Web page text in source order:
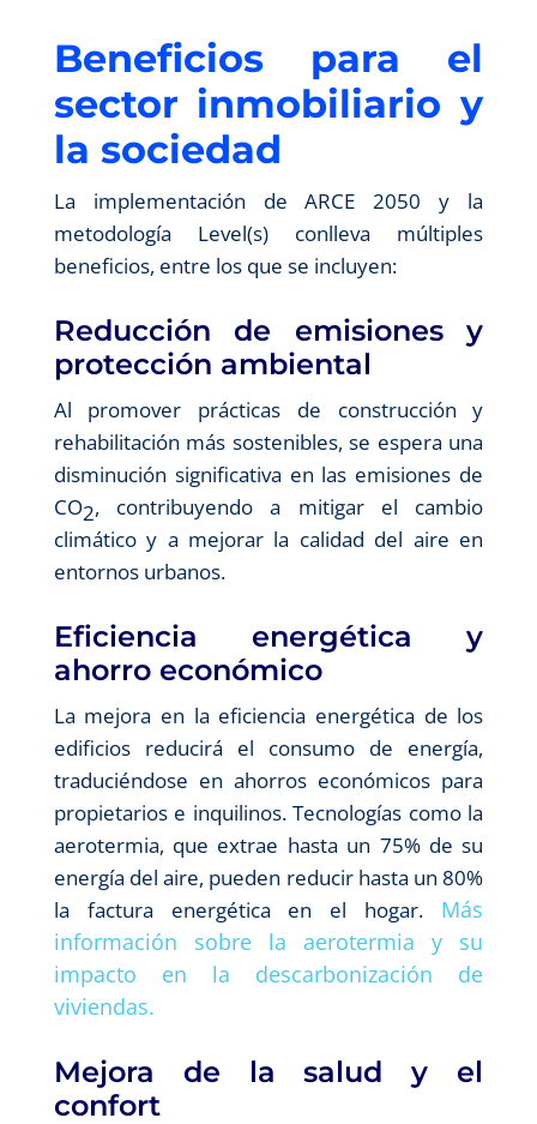
Beneficios para el
sector inmobiliario y
la sociedad
La implementación de ARCE 2050 y la
metodología Level(s) conlleva múltiples
beneficios, entre los que se incluyen:
Reducción de emisiones y
protección ambiental
Al promover prácticas de construcción y
rehabilitación más sostenibles, se espera una
disminución significativa en las emisiones de
CO2, contribuyendo a mitigar el cambio
climático y a mejorar la calidad del aire en
entornos urbanos.
Eficiencia energética y
ahorro económico
La mejora en la eficiencia energética de los
edificios reducirá el consumo de energía,
traduciéndose en ahorros económicos para
propietarios e inquilinos. Tecnologías como la
aerotermia, que extrae hasta un 75% de su
energía del aire, pueden reducir hasta un 80%
la factura energética en el hogar. Más
información sobre la aerotermia y su
impacto en la descarbonización de
viviendas.
Mejora de la salud y el
confort